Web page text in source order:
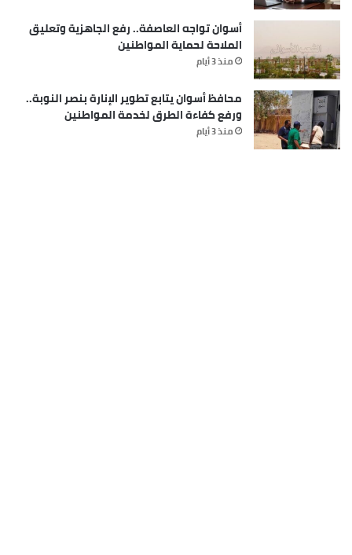
أسوان تواجه العاصفة.. رفع الجاهزية وتعليق
الملاحة لحماية المواطنين
منذ 3 أيام
محافظ أسوان يتابع تطوير الإنارة بنصر النوبة..
ورفع كفاءة الطرق لخدمة المواطنين
منذ 3 أيام